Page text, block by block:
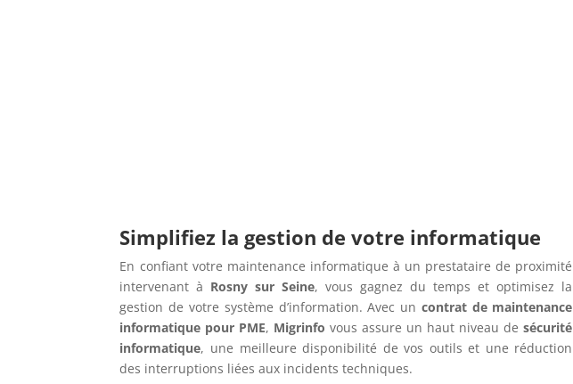
Simplifiez la gestion de votre informatique
En confiant votre maintenance informatique à un prestataire de proximité
intervenant à Rosny sur Seine, vous gagnez du temps et optimisez la
gestion de votre système d’information. Avec un contrat de maintenance
informatique pour PME, Migrinfo vous assure un haut niveau desécurité
informatique, une meilleure disponibilité de vos outils et une réduction
des interruptions liées aux incidents techniques.